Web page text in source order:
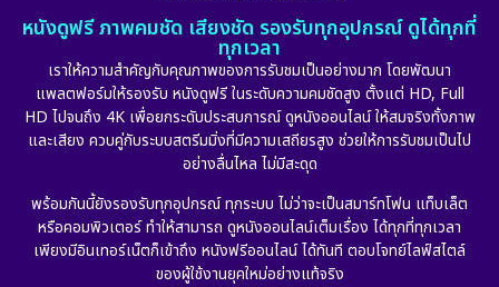
Emotional (101)
Epic มหากาพย์ (17)
Erotic (10)
Fantasy จินตนาการ (253)
หนังดูฟรี ภาพคมชัด เสียงชัด รองรับทุกอุปกรณ์ ดูได้ทุกที่
ทุกเวลา
เราให้ความสำคัญกับคุณภาพของการรับชมเป็นอย่างมาก โดยพัฒนา
แพลตฟอร์มให้รองรับ หนังดูฟรี ในระดับความคมชัดสูง ตั้งแต่ HD, Full
HD ไปจนถึง 4K เพื่อยกระดับประสบการณ์ ดูหนังออนไลน์ ให้สมจริงทั้งภาพ
และเสียง ควบคู่กับระบบสตรีมมิ่งที่มีความเสถียรสูง ช่วยให้การรับชมเป็นไป
อย่างลื่นไหล ไม่มีสะดุด
พร้อมกันนี้ยังรองรับทุกอุปกรณ์ ทุกระบบ ไม่ว่าจะเป็นสมาร์ทโฟน แท็บเล็ต
หรือคอมพิวเตอร์ ทำให้สามารถ ดูหนังออนไลน์เต็มเรื่อง ได้ทุกที่ทุกเวลา
เพียงมีอินเทอร์เน็ตก็เข้าถึง หนังฟรีออนไลน์ ได้ทันที ตอบโจทย์ไลฟ์สไตล์
ของผู้ใช้งานยุคใหม่อย่างแท้จริง